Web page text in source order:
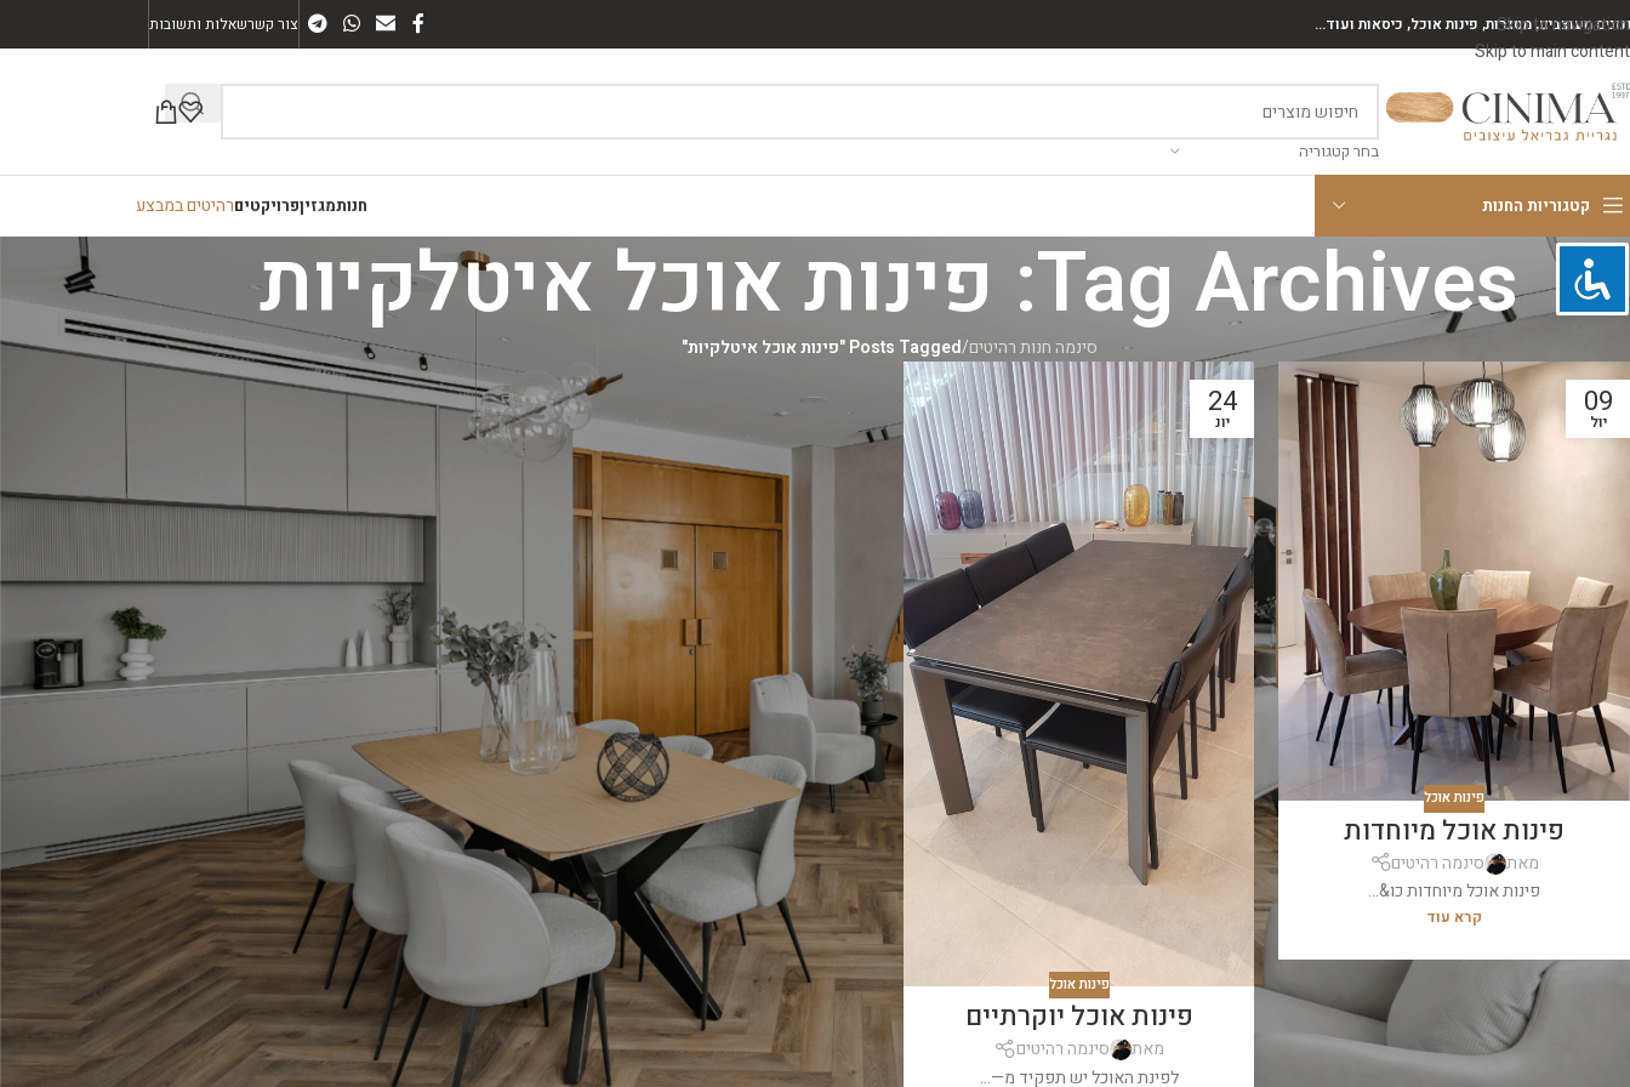
Skip to navigation
Skip to main content
מעוצבים, מסגרות, פינות אוכל, כיסאות ועוד... צור קשרשאלות ותשובות
בחר קטגוריה
קטגוריות החנות חנותמגזיןפרויקטיםרהיטים במבצע
Tag Archives: פינות אוכל איטלקיות
סינמה חנות רהיטים/Posts Tagged "פינות אוכל איטלקיות"
09
יול
פינות אוכל
פינות אוכל מיוחדות
מאת
סינמה רהיטים
פינות אוכל מיוחדות כו&...
קרא עוד
24
יונ
פינות אוכל
פינות אוכל יוקרתיים
מאת
סינמה רהיטים
לפינת האוכל יש תפקיד מ—...
קטגוריות
ארונות אמבטיה
תגיות
ארון אמבטיה שחור בהזמנה אישית
במבצע
התאמה אישית
יצרני כסאות לפינת אוכל
מעוצבות
עיצוב אישי
עיצוב פינת אוכל עם מראות
פינות אוכל
פינות אוכל איטלקיות
פינות אוכל במבצע
פינות אוכל יוקרתיות
פינות אוכל יוקרתיות במבצע
פינות אוכל יוקרתיות מעץ
פינות אוכל יוקרתיות משיש